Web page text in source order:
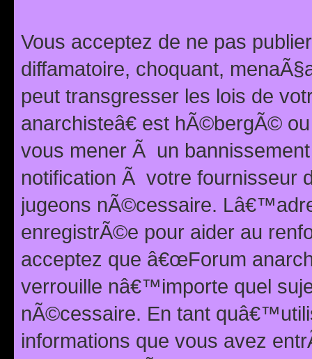
Vous acceptez de ne pas
diffamatoire, choquant,
peut transgresser les lois de
anarchisteâ€ est hÃ©bergÃ©
vous mener Ã un
notification Ã votre fournisseur
jugeons nÃ©cessaire.
enregistrÃ©e pour aider au
acceptez que â€œForum
verrouille nâ€™importe quel
nÃ©cessaire. En tant
informations que vous avez